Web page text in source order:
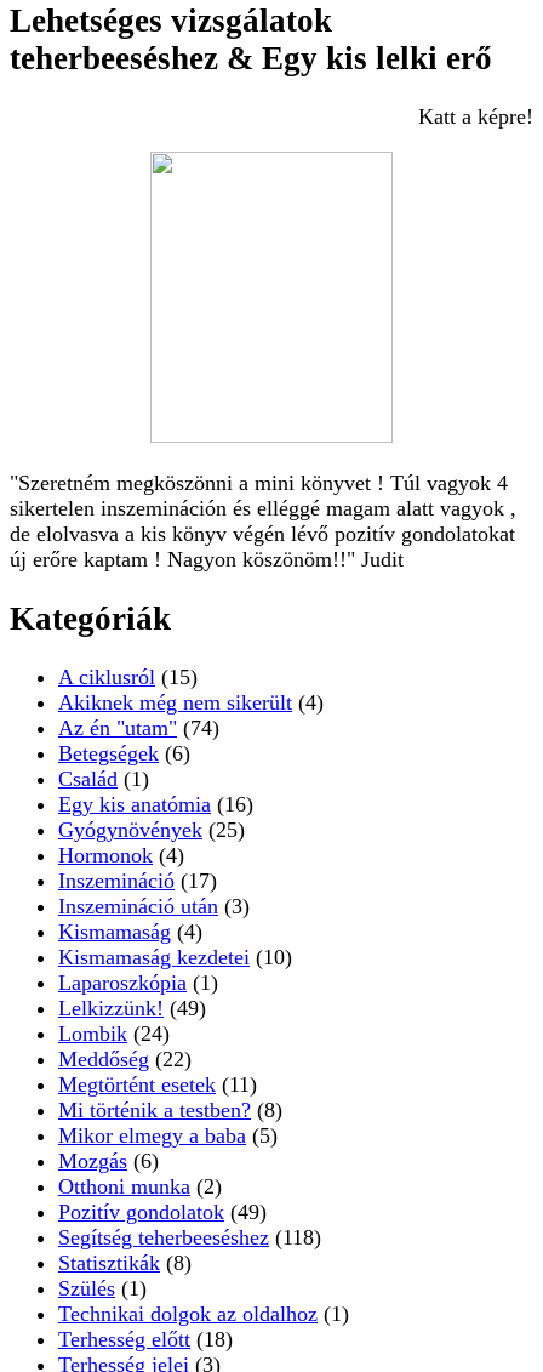
Lehetséges vizsgálatok
teherbeeséshez & Egy kis lelki erő
Katt a képre!
"Szeretném megköszönni a mini könyvet ! Túl vagyok 4
sikertelen inszemináción és elléggé magam alatt vagyok ,
de elolvasva a kis könyv végén lévő pozitív gondolatokat
új erőre kaptam ! Nagyon köszönöm!!" Judit
Kategóriák
A ciklusról (15)
Akiknek még nem sikerült (4)
Az én "utam" (74)
Betegségek (6)
Család (1)
Egy kis anatómia (16)
Gyógynövények (25)
Hormonok (4)
Inszemináció (17)
Inszemináció után (3)
Kismamaság (4)
Kismamaság kezdetei (10)
Laparoszkópia (1)
Lelkizzünk! (49)
Lombik (24)
Meddőség (22)
Megtörtént esetek (11)
Mi történik a testben? (8)
Mikor elmegy a baba (5)
Mozgás (6)
Otthoni munka (2)
Pozitív gondolatok (49)
Segítség teherbeeséshez (118)
Statisztikák (8)
Szülés (1)
Technikai dolgok az oldalhoz (1)
Terhesség előtt (18)
Terhesség jelei (3)